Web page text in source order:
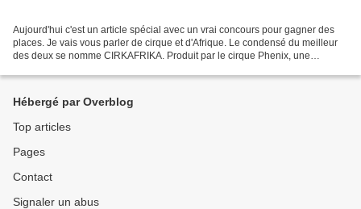
Aujourd'hui c'est un article spécial avec un vrai concours pour gagner des
places. Je vais vous parler de cirque et d'Afrique. Le condensé du meilleur
des deux se nomme CIRKAFRIKA. Produit par le cirque Phenix, une
Hébergé par Overblog
Top articles
Pages
Contact
Signaler un abus